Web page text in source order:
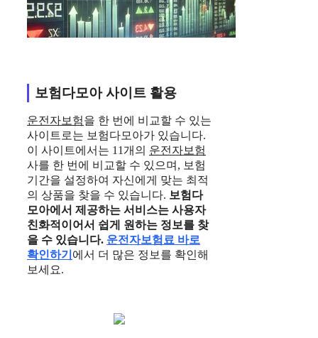
보험다모아 사이트 활용
운전자보험을 한 번에 비교할 수 있는
사이트로는 보험다모아가 있습니다.
이 사이트에서는 11개의 운전자보험
사를 한 번에 비교할 수 있으며, 보험
기간을 설정하여 자신에게 맞는 최적
의 상품을 찾을 수 있습니다. 보험다
모아에서 제공하는 서비스는 사용자
친화적이어서 쉽게 원하는 정보를 찾
을 수 있습니다. 운전자보험료 바로
확인하기 에서 더 많은 정보를 확인해
보세요.